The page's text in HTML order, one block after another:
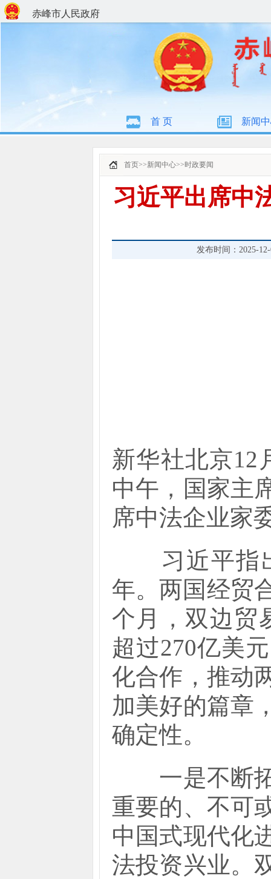
赤峰市人民政府
首 页 新闻
首页>>新闻中心>>时政要闻
习近平出席中
发布时间：2025-
新华社北京12
中午，国家主
席中法企业家
习近平指出
年。两国经贸
个月，双边贸
超过270亿美
化合作，推动
加美好的篇章
确定性。
一是不断拓
重要的、不可
中国式现代化
法投资兴业。